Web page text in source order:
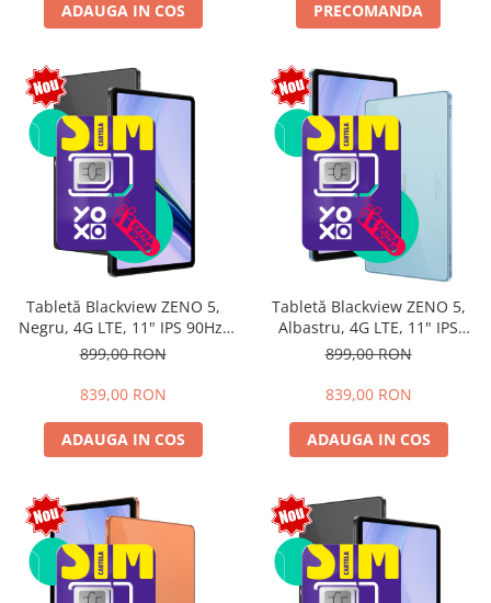
ADAUGA IN COS PRECOMANDA
Tabletă Blackview ZENO 5,
Negru, 4G LTE, 11" IPS 90Hz,
12GB RAM (3GB + 9GB
16, Unisoc T7250, 8300mAh,
SIM
899,00 RON
839,00 RON
ADAUGA IN COS
Tabletă Blackview ZENO 5,
Albastru, 4G LTE, 11" IPS
90Hz, 12GB RAM (3GB + 9GB
16, Unisoc T7250, 8300mAh,
SIM
899,00 RON
839,00 RON
ADAUGA IN COS